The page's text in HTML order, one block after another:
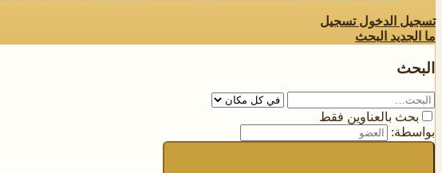
تسجيل الدخول تسجيل
ما الجديد البحث
البحث
بحث بالعناوين فقط
بواسطة: